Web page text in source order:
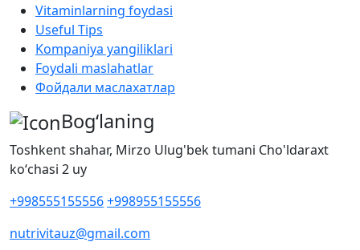
Vitaminlarning foydasi
Useful Tips
Kompaniya yangiliklari
Foydali maslahatlar
Фойдали маслахатлар
Bog‘laning
Toshkent shahar, Mirzo Ulug'bek tumani Cho'ldaraxt
koʻchasi 2 uy
+998555155556+998955155556
nutrivitauz@gmail.com